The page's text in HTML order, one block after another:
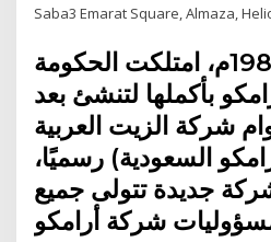
وفي عام 1980م، امتلكت الحكومة
بأكملها لتنشئ بعد
شركة الزيت العربية
السعودية) رسميًا،
جديدة تتولى جميع
شركة أرامكو